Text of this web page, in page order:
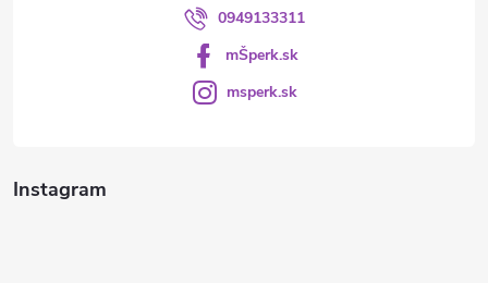
Instagram
0949133311
mŠperk.sk
msperk.sk